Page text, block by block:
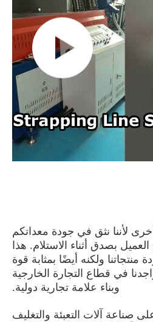
لأننا نثق في جودة معداتكم
بصدق أثناء الاستلام. هذا
ولكنه أيضًا بمثابة قوة
في قطاع التجارة الخارجية
وبناء علامة تجارية دولية.
صناعة آلات التعبئة والتغليف